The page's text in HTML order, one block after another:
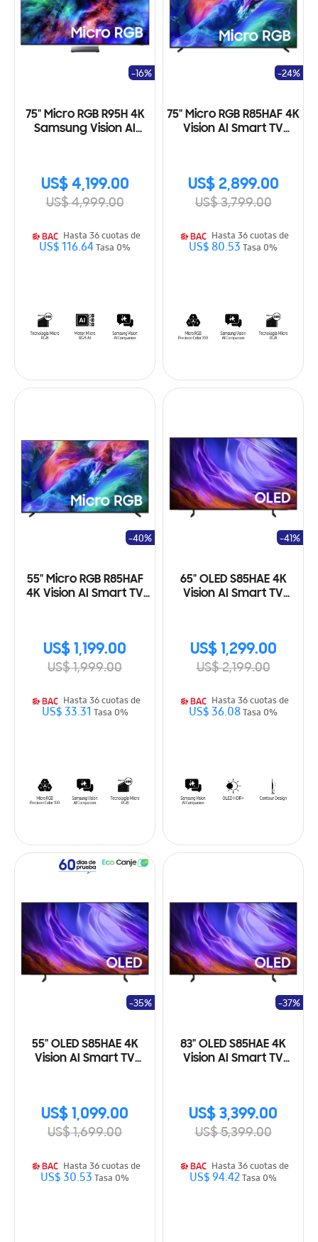
75" Micro RGB R95H 4K
Samsung Vision AI
US$ 4,199.00
US$ 4,999.00
-16%
Hasta 36 cuotas de
US$ 116.64Tasa 0%
75" Micro RGB R85HAF 4K
Vision AI Smart TV
US$ 2,899.00
US$ 3,799.00
-24%
Hasta 36 cuotas de
US$ 80.53Tasa 0%
55" Micro RGB R85HAF
4K Vision AI Smart TV
US$ 1,199.00
US$ 1,999.00
-40%
Hasta 36 cuotas de
US$ 33.31 Tasa 0%
65" OLED S85HAE 4K
Vision AI Smart TV
US$ 1,299.00
US$ 2,199.00
-41%
Hasta 36 cuotas de
US$ 36.08Tasa 0%
55" OLED S85HAE 4K
Vision AI Smart TV
US$ 1,099.00
US$ 1,699.00
-35%
Hasta 36 cuotas de
US$ 30.53Tasa 0%
83" OLED S85HAE 4K
Vision AI Smart TV
US$ 3,399.00
US$ 5,399.00
-37%
Hasta 36 cuotas de
US$ 94.42Tasa 0%